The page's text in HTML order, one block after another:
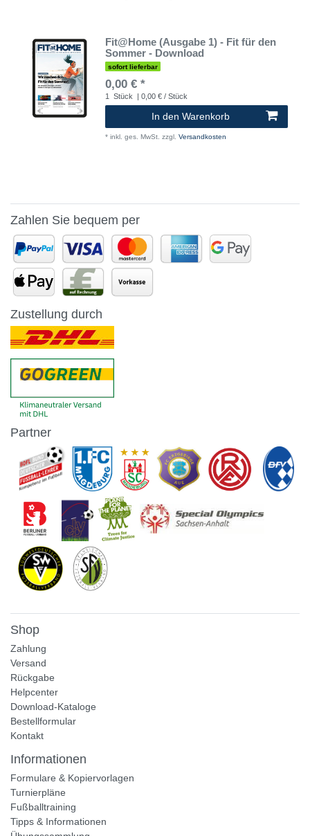
Fit@Home (Ausgabe 1) - Fit für den
Sommer - Download
sofort lieferbar
0,00 € *
1 Stück | 0,00 € / Stück
In den Warenkorb
* inkl. ges. MwSt. zzgl. Versandkosten
Zahlen Sie bequem per
Zustellung durch
Partner
Shop
Zahlung
Versand
Rückgabe
Helpcenter
Download-Kataloge
Bestellformular
Kontakt
Informationen
Formulare & Kopiervorlagen
Turnierpläne
Fußballtraining
Tipps & Informationen